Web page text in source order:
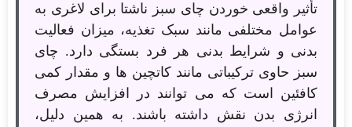
تأثیر واقعی خوردن چای سبز ناشتا برای لاغری به
عوامل مختلفی مانند سبک تغذیه، میزان فعالیت
بدنی و شرایط بدنی هر فرد بستگی دارد. چای
سبز حاوی ترکیباتی مانند کاتچین ها و مقدار کمی
کافئین است که می توانند در افزایش مصرف
انرژی بدن نقش داشته باشند. به همین دلیل،